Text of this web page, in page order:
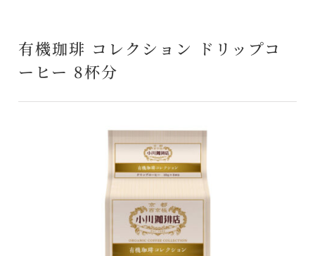
有機珈琲 コレクション ドリップコ
ーヒー 8杯分